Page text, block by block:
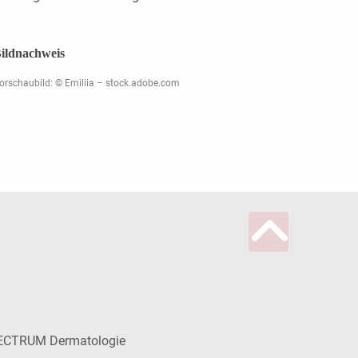
© Emiliia – stock.adobe.com
Dermatologie